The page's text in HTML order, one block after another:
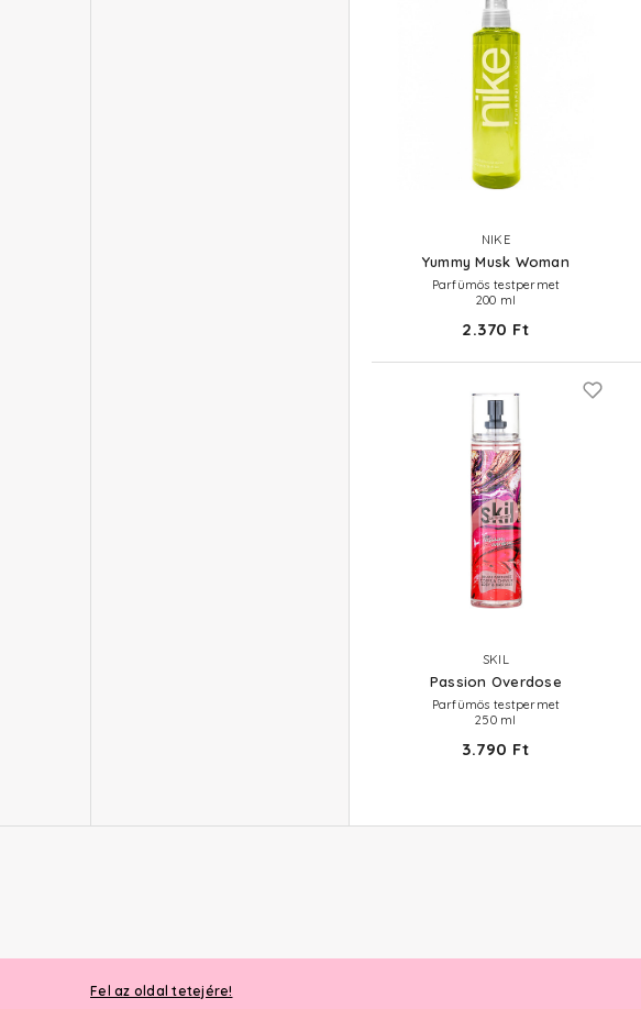
NIKE
Yummy Musk Woman
Parfümös testpermet
200 ml
2.370 Ft
SKIL
Passion Overdose
Parfümös testpermet
250 ml
3.790 Ft
Fel az oldal tetejére!